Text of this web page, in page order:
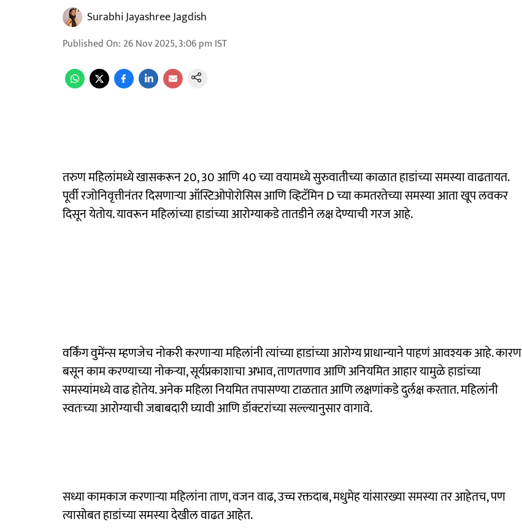
Surabhi Jayashree Jagdish
Published On: 26 Nov 2025, 3:06 pm IST
तरुण महिलांमध्ये खासकरून 20, 30 आणि 40 च्या वयामध्ये सुरुवातीच्या काळात हाडांच्या समस्या वाढतायत.
पूर्वी रजोनिवृत्तीनंतर दिसणाऱ्या ऑस्टिओपोरोसिस आणि व्हिटॅमिन D च्या कमतरतेच्या समस्या आता खूप लवकर
दिसून येतोय. यावरून महिलांच्या हाडांच्या आरोग्याकडे तातडीने लक्ष देण्याची गरज आहे.
वर्किंग वुमेंन्स म्हणजेच नोकरी करणाऱ्या महिलांनी त्यांच्या हाडांच्या आरोग्य प्राधान्याने पाहणं आवश्यक आहे. कारण
बसून काम करण्याच्या नोकऱ्या, सूर्यप्रकाशाचा अभाव, ताणतणाव आणि अनियमित आहार यामुळे हाडांच्या
समस्यांमध्ये वाढ होतेय. अनेक महिला नियमित तपासण्या टाळतात आणि लक्षणांकडे दुर्लक्ष करतात. महिलांनी
स्वतःच्या आरोग्याची जबाबदारी घ्यावी आणि डॉक्टरांच्या सल्ल्यानुसार वागावे.
सध्या कामकाज करणाऱ्या महिलांना ताण, वजन वाढ, उच्च रक्तदाब, मधुमेह यांसारख्या समस्या तर आहेतच, पण
त्यासोबत हाडांच्या समस्या देखील वाढत आहेत.